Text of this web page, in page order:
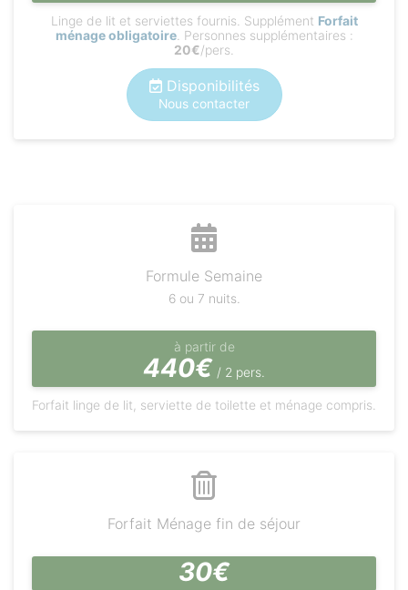
Linge de lit et serviettes fournis. Supplément Forfait
ménage obligatoire. Personnes supplémentaires :
20€/pers.
Disponibilités
Nous contacter
Formule Semaine
6 ou 7 nuits.
à partir de
440€ / 2 pers.
Forfait linge de lit, serviette de toilette et ménage compris.
Forfait Ménage fin de séjour
30€